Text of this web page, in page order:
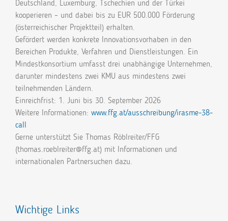
Deutschland, Luxemburg, Tschechien und der Türkei
kooperieren – und dabei bis zu EUR 500.000 Förderung
(österreichischer Projektteil) erhalten.
Gefördert werden konkrete Innovationsvorhaben in den
Bereichen Produkte, Verfahren und Dienstleistungen. Ein
Mindestkonsortium umfasst drei unabhängige Unternehmen,
darunter mindestens zwei KMU aus mindestens zwei
teilnehmenden Ländern.
Einreichfrist: 1. Juni bis 30. September 2026
Weitere Informationen: www.ffg.at/ausschreibung/irasme-38-
call
Gerne unterstützt Sie Thomas Röblreiter/FFG
(thomas.roeblreiter@ffg.at) mit Informationen und
internationalen Partnersuchen dazu.
Wichtige Links